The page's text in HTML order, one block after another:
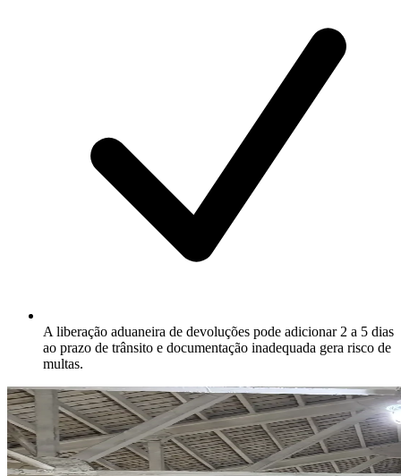
A liberação aduaneira de devoluções pode adicionar 2 a 5 dias
ao prazo de trânsito e documentação inadequada gera risco de
multas.